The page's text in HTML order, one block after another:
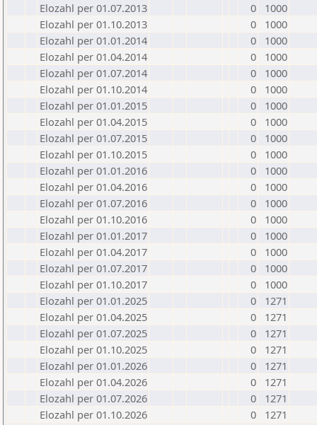
Elozahl per 01.07.2013
0
1000
Elozahl per 01.10.2013
0
1000
Elozahl per 01.01.2014
0
1000
Elozahl per 01.04.2014
0
1000
Elozahl per 01.07.2014
0
1000
Elozahl per 01.10.2014
0
1000
Elozahl per 01.01.2015
0
1000
Elozahl per 01.04.2015
0
1000
Elozahl per 01.07.2015
0
1000
Elozahl per 01.10.2015
0
1000
Elozahl per 01.01.2016
0
1000
Elozahl per 01.04.2016
0
1000
Elozahl per 01.07.2016
0
1000
Elozahl per 01.10.2016
0
1000
Elozahl per 01.01.2017
0
1000
Elozahl per 01.04.2017
0
1000
Elozahl per 01.07.2017
0
1000
Elozahl per 01.10.2017
0
1000
Elozahl per 01.01.2025
0
1271
Elozahl per 01.04.2025
0
1271
Elozahl per 01.07.2025
0
1271
Elozahl per 01.10.2025
0
1271
Elozahl per 01.01.2026
0
1271
Elozahl per 01.04.2026
0
1271
Elozahl per 01.07.2026
0
1271
Elozahl per 01.10.2026
0 1271